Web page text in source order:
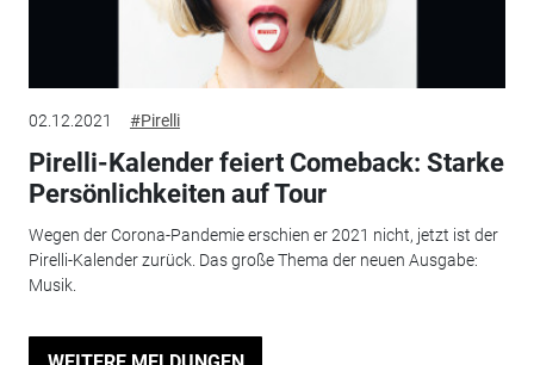
02.12.2021 #Pirelli
Pirelli-Kalender feiert Comeback: Starke
Persönlichkeiten auf Tour
Wegen der Corona-Pandemie erschien er 2021 nicht, jetzt ist der
Pirelli-Kalender zurück. Das große Thema der neuen Ausgabe:
Musik.